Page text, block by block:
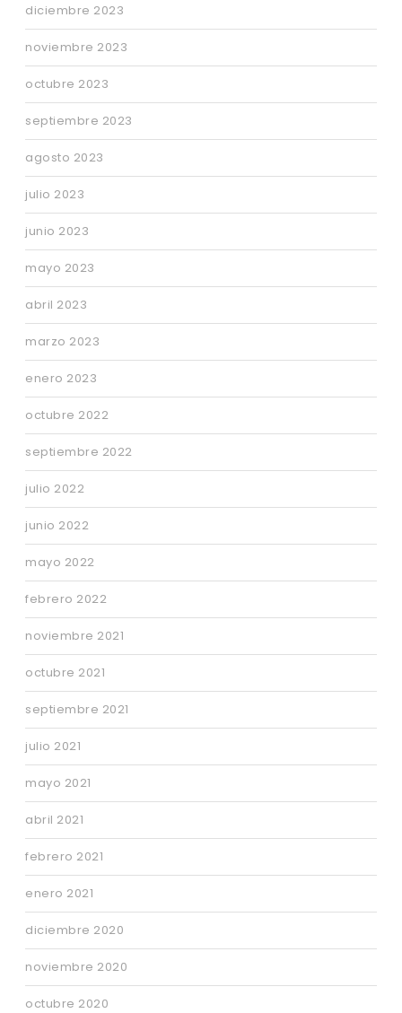
diciembre 2023
noviembre 2023
octubre 2023
septiembre 2023
agosto 2023
julio 2023
junio 2023
mayo 2023
abril 2023
marzo 2023
enero 2023
octubre 2022
septiembre 2022
julio 2022
junio 2022
mayo 2022
febrero 2022
noviembre 2021
octubre 2021
septiembre 2021
julio 2021
mayo 2021
abril 2021
febrero 2021
enero 2021
diciembre 2020
noviembre 2020
octubre 2020